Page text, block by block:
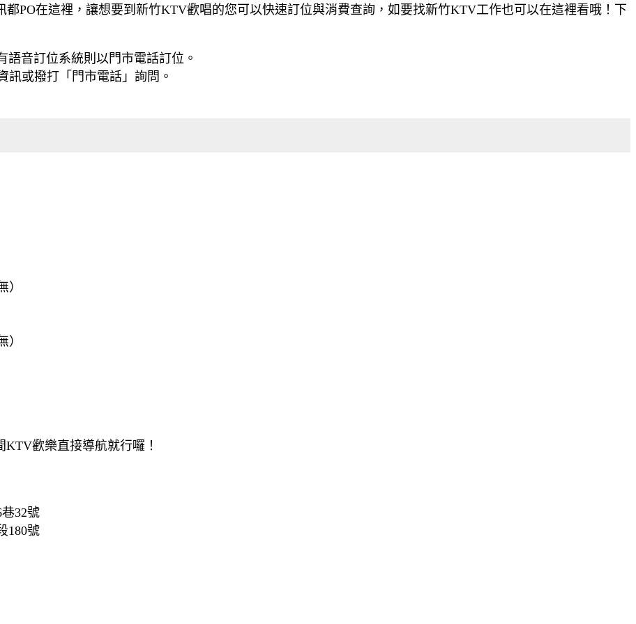
PO在這裡，讓想要到新竹KTV歡唱的您可以快速訂位與消費查詢，如要找新竹KTV工作也可以在這裡看哦！下
音訂位系統則以門市電話訂位。
訊或撥打「門市電話」詢問。
歡樂直接導航就行囉！
32號
180號